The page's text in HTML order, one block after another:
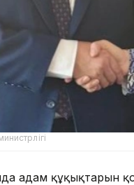
адам құқықтарын